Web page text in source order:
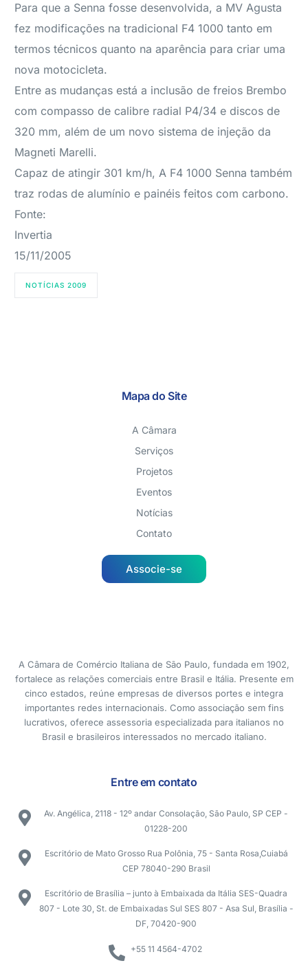
Para que a Senna fosse desenvolvida, a MV Agusta
fez modificações na tradicional F4 1000 tanto em
termos técnicos quanto na aparência para criar uma
nova motocicleta.
Entre as mudanças está a inclusão de freios Brembo
com compasso de calibre radial P4/34 e discos de
320 mm, além de um novo sistema de injeção da
Magneti Marelli.
Capaz de atingir 301 km/h, A F4 1000 Senna também
traz rodas de alumínio e painéis feitos com carbono.
Fonte:
Invertia
15/11/2005
NOTÍCIAS 2009
Mapa do Site
A Câmara
Serviços
Projetos
Eventos
Notícias
Contato
Associe-se
A Câmara de Comércio Italiana de São Paulo, fundada em 1902,
fortalece as relações comerciais entre Brasil e Itália. Presente em
cinco estados, reúne empresas de diversos portes e integra
importantes redes internacionais. Como associação sem fins
lucrativos, oferece assessoria especializada para italianos no
Brasil e brasileiros interessados no mercado italiano.
Entre em contato
Av. Angélica, 2118 - 12º andar Consolação, São Paulo, SP CEP -
01228-200
Escritório de Mato Grosso Rua Polônia, 75 - Santa Rosa,Cuiabá
CEP 78040-290 Brasil
Escritório de Brasília – junto à Embaixada da Itália SES-Quadra
807 - Lote 30, St. de Embaixadas Sul SES 807 - Asa Sul, Brasília -
DF, 70420-900
+55 11 4564-4702